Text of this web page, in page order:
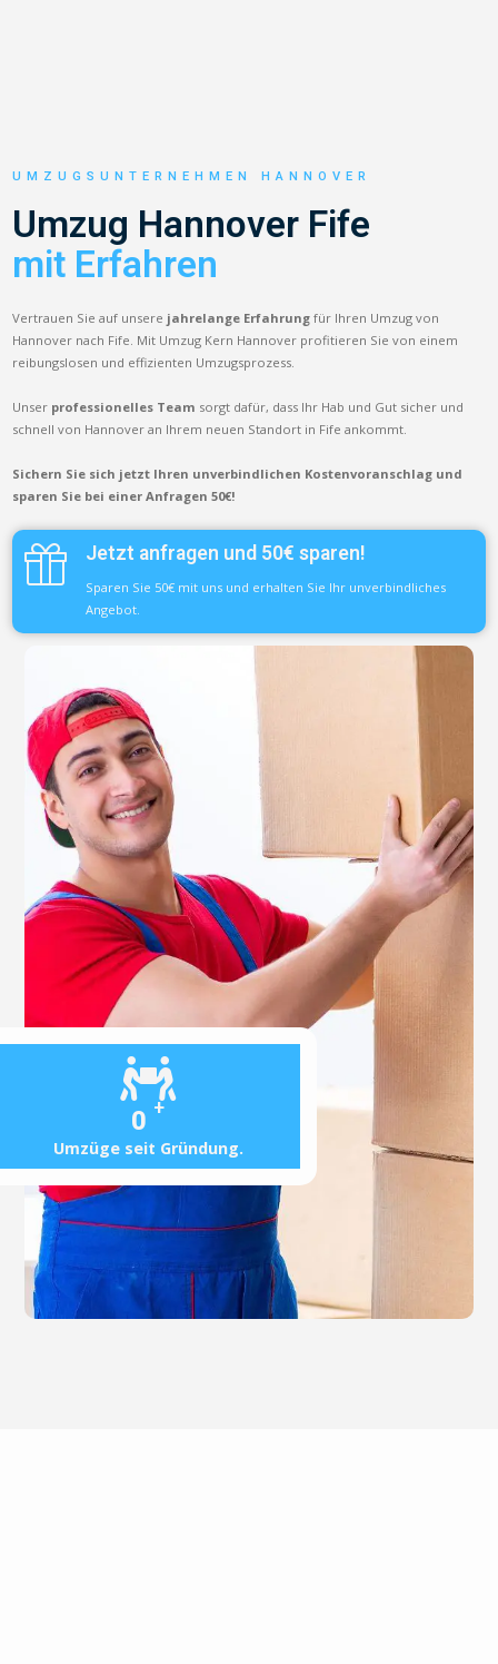
0 +
Umzüge seit Gründung.
UMZUGSUNTERNEHMEN HANNOVER
Umzug Hannover Fife
mit Erfahren
Vertrauen Sie auf unsere jahrelange Erfahrung für Ihren Umzug von
Hannover nach Fife. Mit Umzug Kern Hannover profitieren Sie von einem
reibungslosen und effizienten Umzugsprozess.
Unser professionelles Team sorgt dafür, dass Ihr Hab und Gut sicher und
schnell von Hannover an Ihrem neuen Standort in Fife ankommt.
Sichern Sie sich jetzt Ihren unverbindlichen Kostenvoranschlag und
sparen Sie bei einer Anfragen 50€!
Jetzt anfragen und 50€ sparen!
Sparen Sie 50€ mit uns und erhalten Sie Ihr unverbindliches
Angebot.